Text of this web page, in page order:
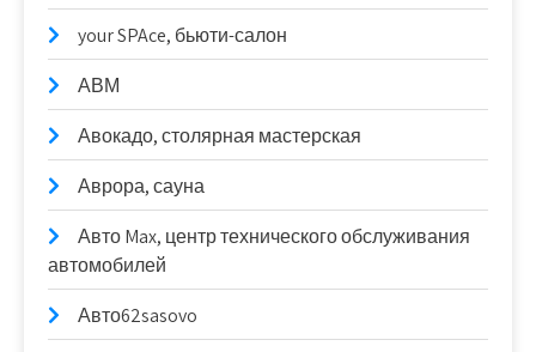
your SPAce, бьюти-салон
АВМ
Авокадо, столярная мастерская
Аврора, сауна
Авто Max, центр технического обслуживания
автомобилей
Авто62sasovo